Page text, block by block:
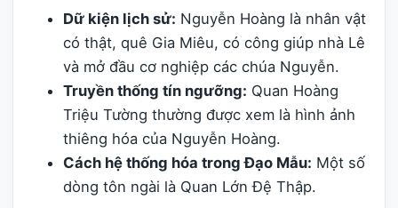
Dữ kiện lịch sử: Nguyễn Hoàng là nhân vật
có thật, quê Gia Miêu, có công giúp nhà Lê
và mở đầu cơ nghiệp các chúa Nguyễn.
Truyền thống tín ngưỡng: Quan Hoàng
Triệu Tường thường được xem là hình ảnh
thiêng hóa của Nguyễn Hoàng.
Cách hệ thống hóa trong Đạo Mẫu: Một số
dòng tôn ngài là Quan Lớn Đệ Thập.